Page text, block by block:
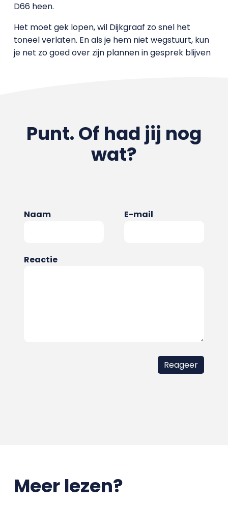
D66 heen.
Het moet gek lopen, wil Dijkgraaf zo snel het
toneel verlaten. En als je hem niet wegstuurt, kun
je net zo goed over zijn plannen in gesprek blijven
Punt. Of had jij nog
wat?
Naam E-mail
Reactie
Meer lezen?